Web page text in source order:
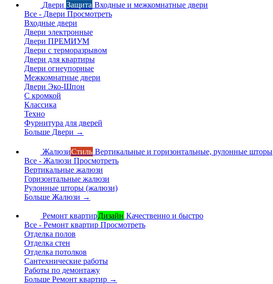
Двери Защита Входные и межкомнатные двери
Все - Двери Просмотреть
Входные двери
Двери электронные
Двери ПРЕМИУМ
Двери с терморазрывом
Двери для квартиры
Двери огнеупорные
Межкомнатные двери
Двери Эко-Шпон
С кромкой
Классика
Техно
Фурнитура для дверей
Больше Двери →
ЖалюзиСтиль Вертикальные и горизонтальные, рулонные шторы
Все - Жалюзи Просмотреть
Вертикальные жалюзи
Горизонтальные жалюзи
Рулонные шторы (жалюзи)
Больше Жалюзи →
Ремонт квартирДизайн Качественно и быстро
Все - Ремонт квартир Просмотреть
Отделка полов
Отделка стен
Отделка потолков
Сантехнические работы
Работы по демонтажу
Больше Ремонт квартир →